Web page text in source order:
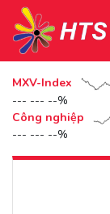
MXV-Index
--- --- --%
Công nghiệp
--- --- --%